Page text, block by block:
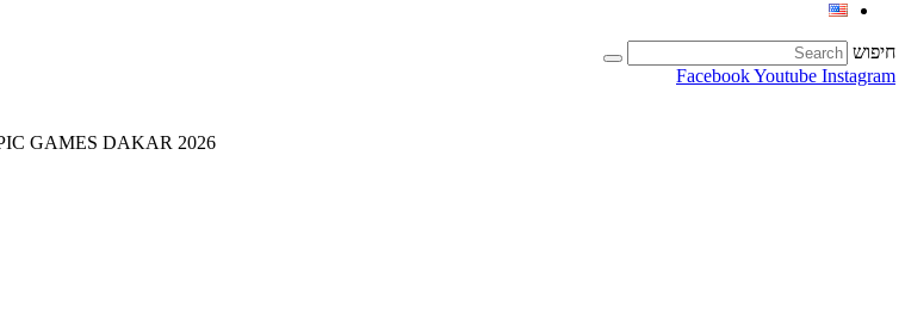
חיפוש
FacebookYoutube Instagram